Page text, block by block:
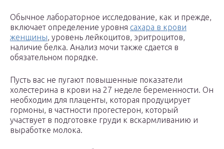
Обычное лабораторное исследование, как и прежде,
включает определение уровня сахара в крови
женщины, уровень лейкоцитов, эритроцитов,
наличие белка. Анализ мочи также сдается в
обязательном порядке.
Пусть вас не пугают повышенные показатели
холестерина в крови на 27 неделе беременности. Он
необходим для плаценты, которая продуцирует
гормоны, в частности прогестерон, который
участвует в подготовке груди к вскармливанию и
выработке молока.